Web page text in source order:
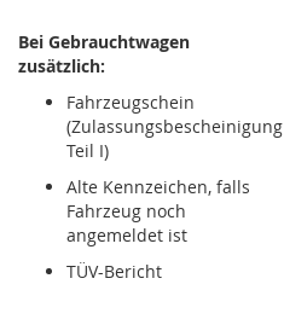
Bei Gebrauchtwagen
zusätzlich:
Fahrzeugschein
(Zulassungsbescheinigung
Teil I)
Alte Kennzeichen, falls
Fahrzeug noch
angemeldet ist
TÜV-Bericht